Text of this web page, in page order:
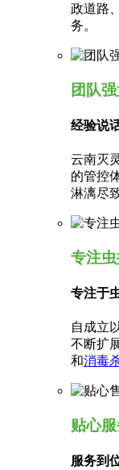
政道路
务。
团队
经验说
云南灭
的管控
淋漓尽致
专注
专注于
自成立
不断扩
和消毒
贴心
服务到